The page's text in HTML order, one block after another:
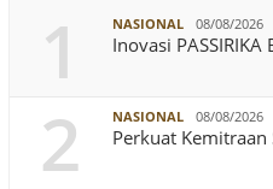
1 NASIONAL 08/08/2026
Inovasi
2 NASIONAL 08/08/2026
Perkuat